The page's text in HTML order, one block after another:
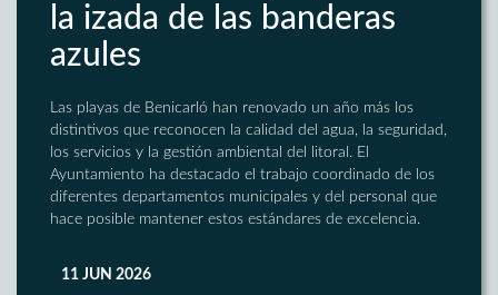
la izada de las banderas
azules
Las playas de Benicarló han renovado un año más los
distintivos que reconocen la calidad del agua, la seguridad,
los servicios y la gestión ambiental del litoral. El
Ayuntamiento ha destacado el trabajo coordinado de los
diferentes departamentos municipales y del personal que
hace posible mantener estos estándares de excelencia.
11 JUN 2026